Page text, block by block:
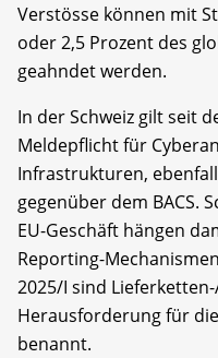
Verstösse können mit
oder 2,5 Prozent des
geahndet werden.
In der Schweiz gilt seit
Meldepflicht für
Infrastrukturen,
gegenüber dem BACS.
EU-Geschäft hängen
Reporting-
2025/I sind
Herausforderung für
benannt.